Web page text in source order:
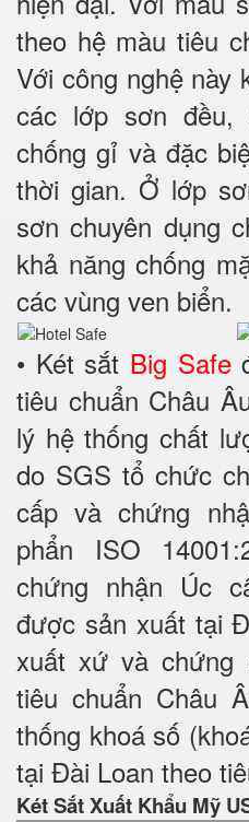
theo hệ màu tiêu
Với công nghệ này
các lớp sơn đều,
chống gỉ và đặc
thời gian. Ở lớp
sơn chuyên dụng
khả năng chống
các vùng ven biển.
• Két sắt Big Safe
tiêu chuẩn Châu
lý hệ thống chất
do SGS tổ chức
cấp và chứng
phẩn ISO
chứng nhận Úc
được sản xuất tại
xuất xứ và chứng
tiêu chuẩn Châu
thống khoá số
tại Đài Loan theo
Két Sắt Xuất Khẩu Mỹ